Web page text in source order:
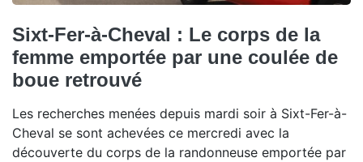
Sixt-Fer-à-Cheval : Le corps de la
femme emportée par une coulée de
boue retrouvé
Les recherches menées depuis mardi soir à Sixt-Fer-à-
Cheval se sont achevées ce mercredi avec la
découverte du corps de la randonneuse emportée par